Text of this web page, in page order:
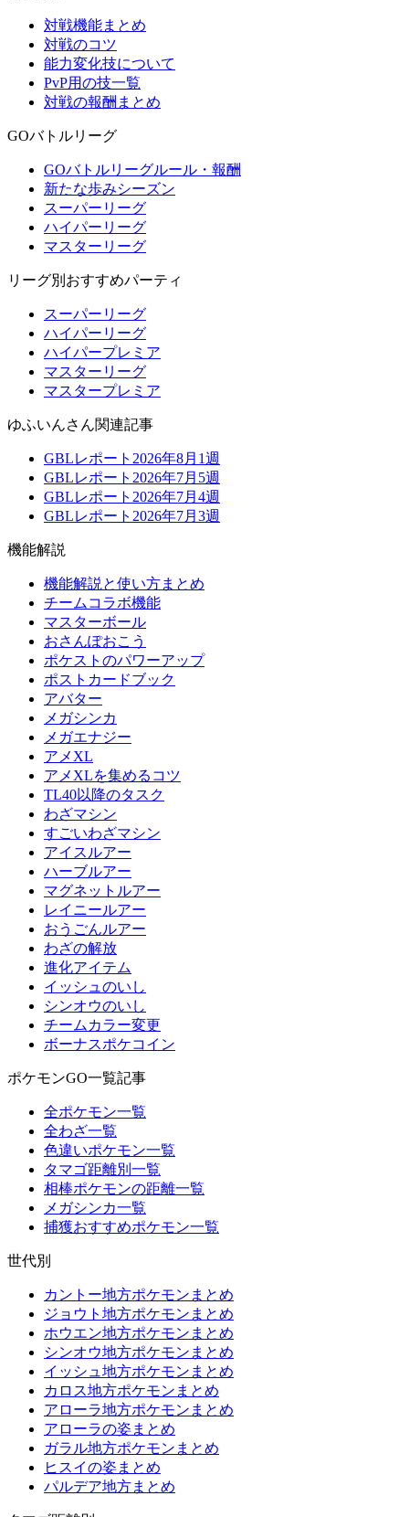
対戦機能まとめ
対戦のコツ
能力変化技について
PvP用の技一覧
対戦の報酬まとめ
GOバトルリーグ
GOバトルリーグルール・報酬
新たな歩みシーズン
スーパーリーグ
ハイパーリーグ
マスターリーグ
リーグ別おすすめパーティ
スーパーリーグ
ハイパーリーグ
ハイパープレミア
マスターリーグ
マスタープレミア
ゆふいんさん関連記事
GBLレポート2026年8月1週
GBLレポート2026年7月5週
GBLレポート2026年7月4週
GBLレポート2026年7月3週
機能解説
機能解説と使い方まとめ
チームコラボ機能
マスターボール
おさんぽおこう
ポケストのパワーアップ
ポストカードブック
アバター
メガシンカ
メガエナジー
アメXL
アメXLを集めるコツ
TL40以降のタスク
わざマシン
すごいわざマシン
アイスルアー
ハーブルアー
マグネットルアー
レイニールアー
おうごんルアー
わざの解放
進化アイテム
イッシュのいし
シンオウのいし
チームカラー変更
ボーナスポケコイン
ポケモンGO一覧記事
全ポケモン一覧
全わざ一覧
色違いポケモン一覧
タマゴ距離別一覧
相棒ポケモンの距離一覧
メガシンカ一覧
捕獲おすすめポケモン一覧
世代別
カントー地方ポケモンまとめ
ジョウト地方ポケモンまとめ
ホウエン地方ポケモンまとめ
シンオウ地方ポケモンまとめ
イッシュ地方ポケモンまとめ
カロス地方ポケモンまとめ
アローラ地方ポケモンまとめ
アローラの姿まとめ
ガラル地方ポケモンまとめ
ヒスイの姿まとめ
パルデア地方まとめ